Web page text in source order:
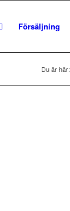
Försäljning
Du är här: